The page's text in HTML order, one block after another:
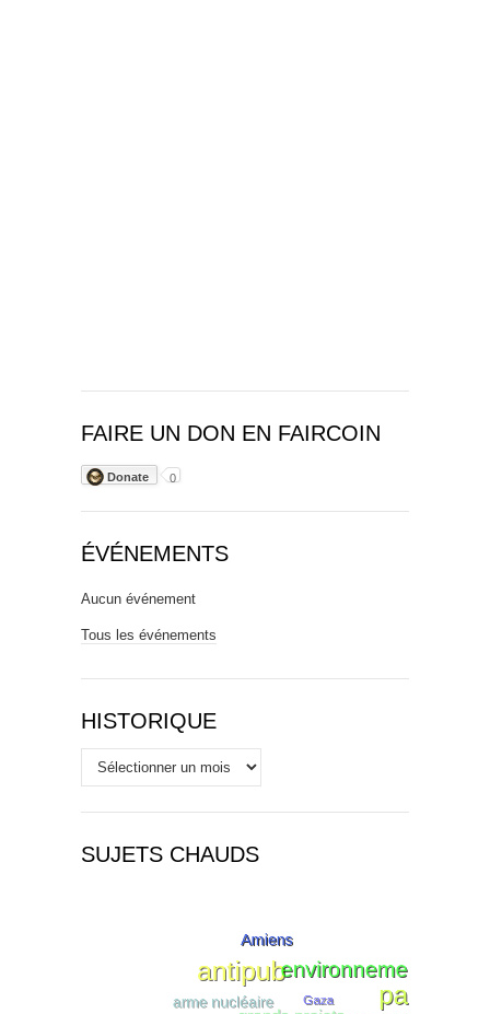
FAIRE UN DON EN FAIRCOIN
Donate 0
ÉVÉNEMENTS
Aucun événement
Tous les événements
HISTORIQUE
Historique
SUJETS CHAUDS